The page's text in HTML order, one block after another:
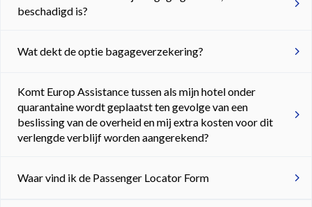
beschadigd is?
Wat dekt de optie bagageverzekering?
Komt Europ Assistance tussen als mijn hotel onder
quarantaine wordt geplaatst ten gevolge van een
beslissing van de overheid en mij extra kosten voor dit
verlengde verblijf worden aangerekend?
Waar vind ik de Passenger Locator Form